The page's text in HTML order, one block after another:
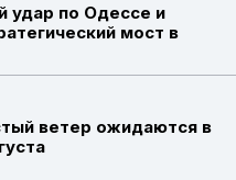
удар по Одессе и
мост в
ветер ожидаются в